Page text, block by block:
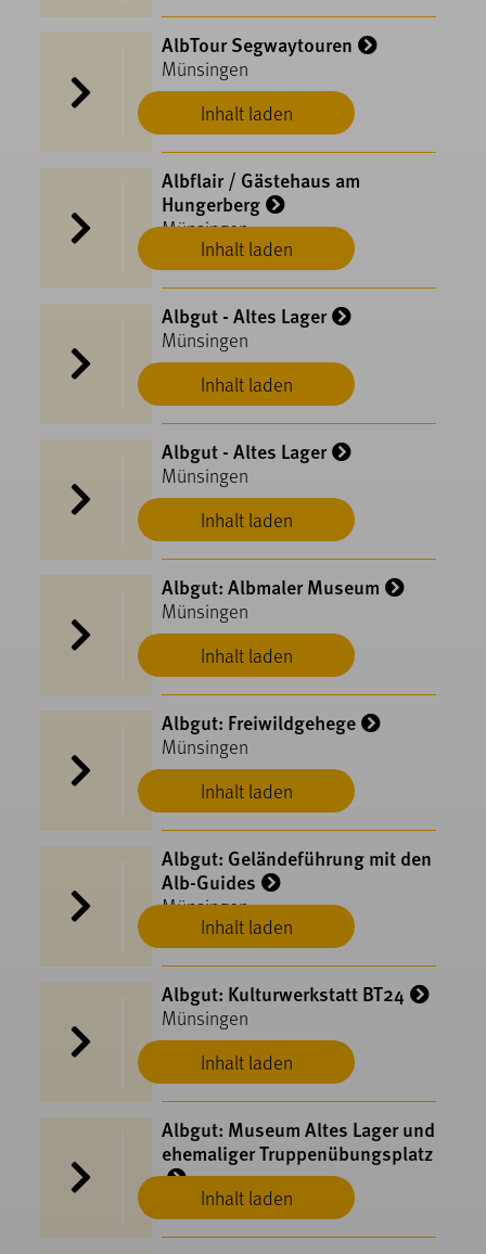
Inhalt laden
AlbTour Segwaytouren
Münsingen
Inhalt laden
Albflair / Gästehaus am
Hungerberg
Münsingen
Inhalt laden
Albgut - Altes Lager
Münsingen
Inhalt laden
Albgut - Altes Lager
Münsingen
Inhalt laden
Albgut: Albmaler Museum
Münsingen
Inhalt laden
Albgut: Freiwildgehege
Münsingen
Inhalt laden
Albgut: Geländeführung mit den
Alb-Guides
Münsingen
Inhalt laden
Albgut: Kulturwerkstatt BT24
Münsingen
Inhalt laden
Albgut: Museum Altes Lager und
ehemaliger Truppenübungsplatz
Münsingen